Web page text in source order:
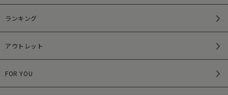
ランキング
アウトレット
FOR YOU